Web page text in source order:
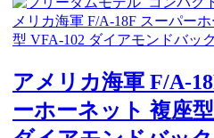
アメリカ海軍 F/A-
ーホーネット 複座